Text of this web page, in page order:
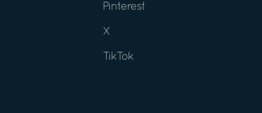
Pinterest
X
TikTok